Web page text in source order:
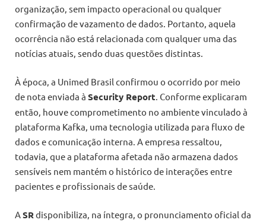
organização, sem impacto operacional ou qualquer
confirmação de vazamento de dados. Portanto, aquela
ocorrência não está relacionada com qualquer uma das
notícias atuais, sendo duas questões distintas.
À época, a Unimed Brasil confirmou o ocorrido por meio
de nota enviada à Security Report. Conforme explicaram
então, houve comprometimento no ambiente vinculado à
plataforma Kafka, uma tecnologia utilizada para fluxo de
dados e comunicação interna. A empresa ressaltou,
todavia, que a plataforma afetada não armazena dados
sensíveis nem mantém o histórico de interações entre
pacientes e profissionais de saúde.
ASR disponibiliza, na íntegra, o pronunciamento oficial da